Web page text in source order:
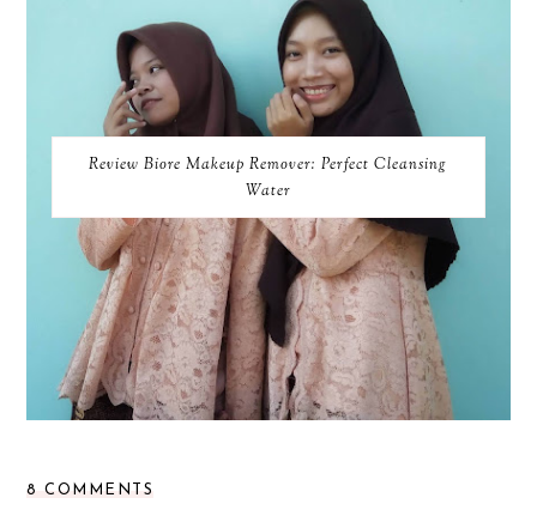
Review Biore Makeup Remover: Perfect Cleansing
Water
8 COMMENTS